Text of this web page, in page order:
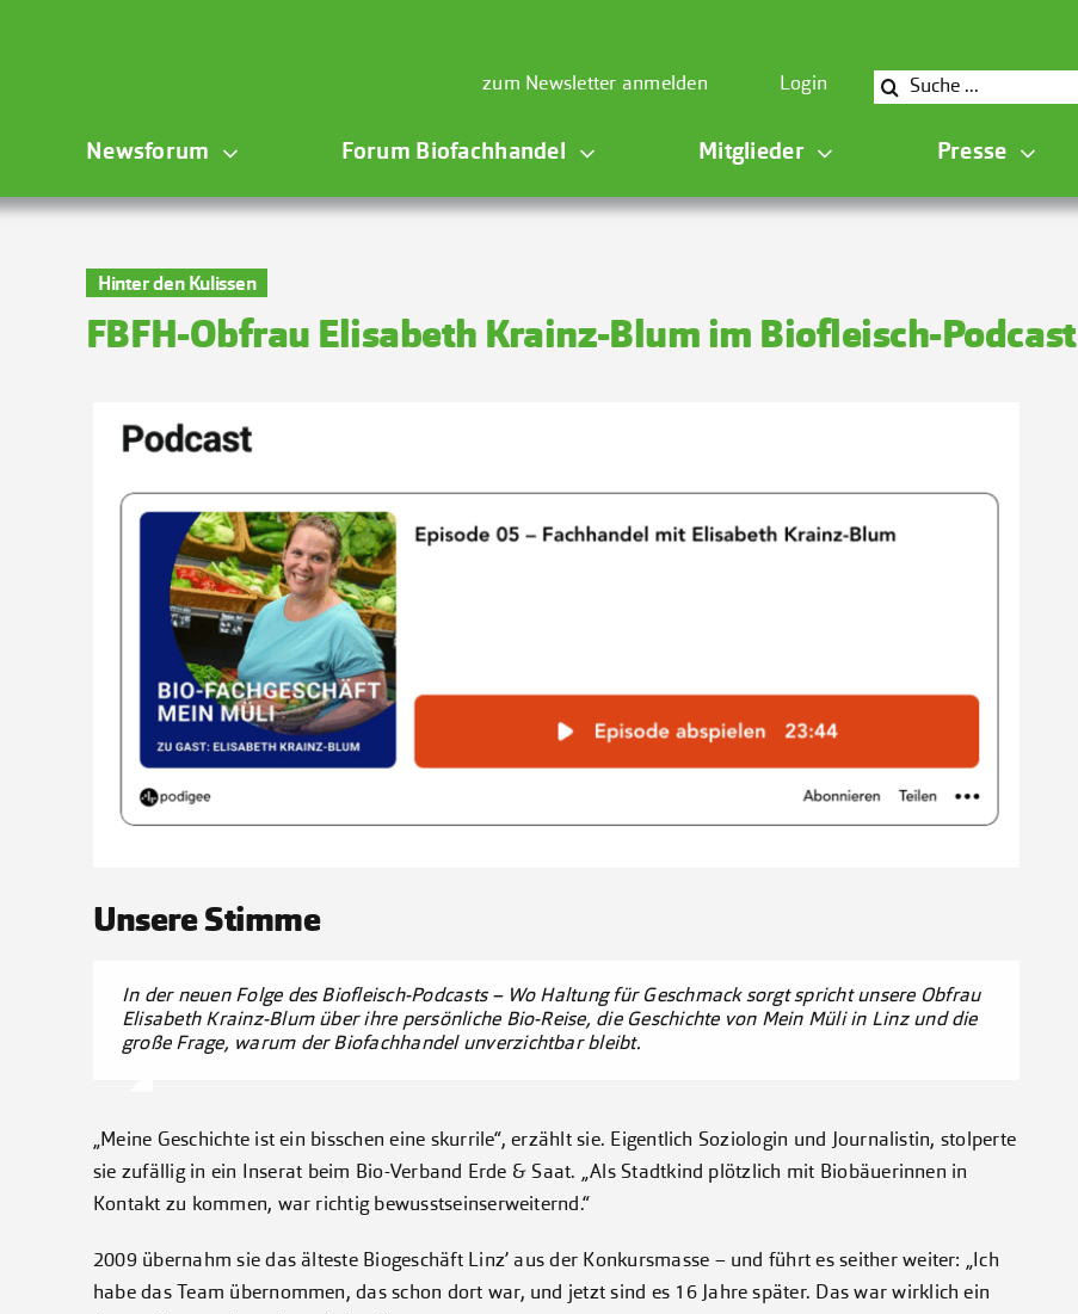
zum Newsletter anmelden Login
Suche
Newsforum Forum Biofachhandel Mitglieder Presse
Hinter den Kulissen
FBFH-Obfrau Elisabeth Krainz-Blum im Biofleisch-Podcast
Unsere Stimme
In der neuen Folge des Biofleisch-Podcasts – Wo Haltung für Geschmack sorgt spricht unsere Obfrau
Elisabeth Krainz-Blum über ihre persönliche Bio-Reise, die Geschichte von Mein Müli in Linz und die
große Frage, warum der Biofachhandel unverzichtbar bleibt.
„Meine Geschichte ist ein bisschen eine skurrile“, erzählt sie. Eigentlich Soziologin und Journalistin, stolperte
sie zufällig in ein Inserat beim Bio-Verband Erde & Saat. „Als Stadtkind plötzlich mit Biobäuerinnen in
Kontakt zu kommen, war richtig bewusstseinserweiternd.“
2009 übernahm sie das älteste Biogeschäft Linz’ aus der Konkursmasse – und führt es seither weiter: „Ich
habe das Team übernommen, das schon dort war, und jetzt sind es 16 Jahre später. Das war wirklich ein